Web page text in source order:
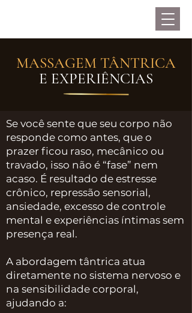
MASSAGEM TÂNTRICA
E EXPERIÊNCIAS
Se você sente que seu corpo não
responde como antes, que o
prazer ficou raso, mecânico ou
travado, isso não é “fase” nem
acaso. É resultado de estresse
crônico, repressão sensorial,
ansiedade, excesso de controle
mental e experiências íntimas sem
presença real.
A abordagem tântrica atua
diretamente no sistema nervoso e
na sensibilidade corporal,
ajudando a: